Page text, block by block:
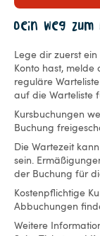
Dein Weg
Lege dir zuerst
Konto hast,
reguläre
auf die Warteliste
Kursbuchungen
Buchung
Die Wartezeit
sein.
der Buchung für
Kostenpflichtige
Abbuchungen
Weitere